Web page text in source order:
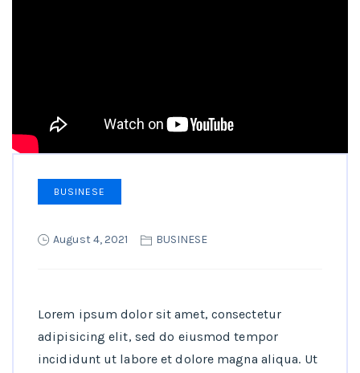
BUSINESE
August 4, 2021 BUSINESE
Lorem ipsum dolor sit amet, consectetur
adipisicing elit, sed do eiusmod tempor
incididunt ut labore et dolore magna aliqua. Ut